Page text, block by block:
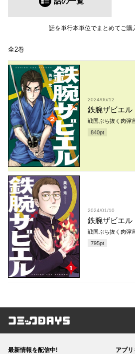
話を単行本単位でまとめてご購
全2巻
2024/06/12
鉄腕ザビエル
戦国ぶち抜く肉弾
840pt
2024/01/10
鉄腕ザビエル
戦国ぶち抜く肉弾
795pt
コミックDAYS
最新情報を配信中! アプ